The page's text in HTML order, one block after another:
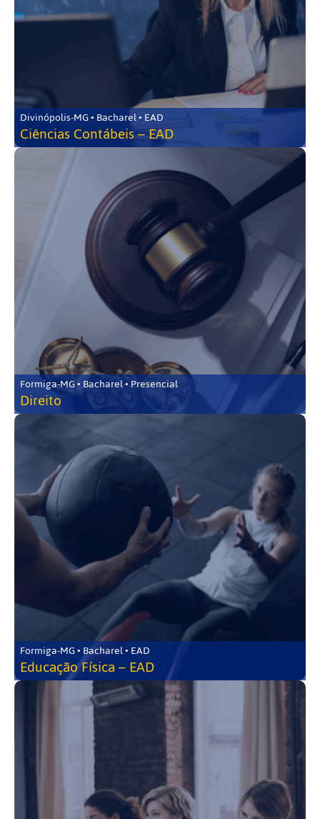
Divinópolis-MG • Bacharel • EAD
Ciências Contábeis – EAD
Formiga-MG • Bacharel • Presencial
Direito
Formiga-MG • Bacharel • EAD
Educação Física – EAD